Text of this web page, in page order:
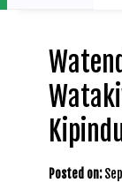
Posted on: